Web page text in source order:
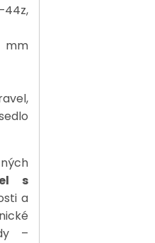
mm
s
a
–